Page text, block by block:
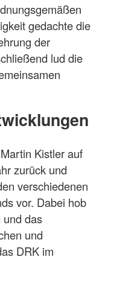
gedachte die
der
lud die
Kistler auf
zurück und
verschiedenen
vor. Dabei hob
und das
und
DRK im